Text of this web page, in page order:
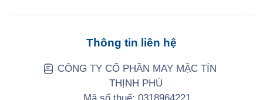
Thông tin liên hệ
CÔNG TY CỔ PHẦN MAY MẶC TÍN
THỊNH PHÚ